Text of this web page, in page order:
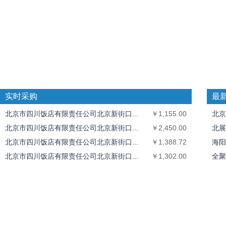
实时采购
北京市四川饭店有限责任公司北京新街口...
￥1,155.00
北京市四川饭店有限责任公司北京新街口...
￥2,450.00
北京市四川饭店有限责任公司北京新街口...
￥1,388.72
北京市四川饭店有限责任公司北京新街口...
￥1,302.00
最
北
北
海
全